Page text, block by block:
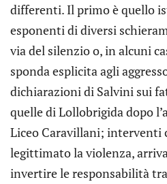
differenti. Il primo è quello
esponenti di diversi
via del silenzio o, in alcuni
sponda esplicita agli
dichiarazioni di Salvini sui
quelle di Lollobrigida dopo
Liceo Caravillani; interventi
legittimato la violenza,
invertire le responsabilità